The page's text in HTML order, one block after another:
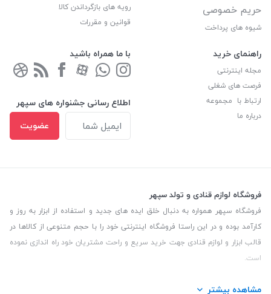
حریم خصوصی
شیوه های پرداخت
رویه های بازگرداندن کالا
قوانین و مقررات
راهنمای خرید
مجله اینترنتی
فرصت های شغلی
ارتباط با مجموعه
درباره ما
با ما همراه باشید
اطلاع رسانی جشنواره های سپهر
عضویت
فروشگاه لوازم قنادی و تولد سپهر
فروشگاه سپهر همواره به دنبال خلق ایده های جدید و استفاده از ابزار به روز و
کارآمد بوده و در این راستا فروشگاه اینترنتی خود را با حجم متنوعی از کالاها در
قالب ابزار و لوازم قنادی جهت خرید سریع و راحت مشتریان خود راه اندازی نموده
است.
این فروشگاه تمام تلاش خود را نموده تا کالاهایی با کیفیت و با حداقل قیمت
مشاهده بیشتر